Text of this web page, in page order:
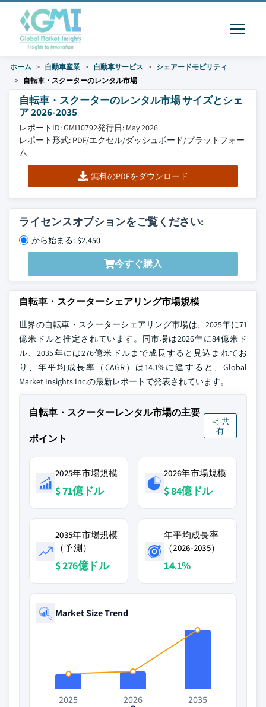
ホーム 自動車産業 自動車サービス
シェアードモビリティ
自転車・スクーターのレンタル市場
自転車・スクーターのレンタル市場 サイズとシェ
ア 2026-2035
レポートID: GMI10792発行日: May 2026
レポート形式: PDF/エクセル/ダッシュボード/プラットフォー
ム
無料のPDFをダウンロード
ライセンスオプションをご覧ください:
から始まる: $2,450
今すぐ購入
自転車・スクーターシェアリング市場規模
世界の自転車・スクーターシェアリング市場は、2025年に71
億米ドルと推定されています。同市場は2026年に84億米ド
ル、2035年には276億米ドルまで成長すると見込まれてお
り、年平均成長率（CAGR）は14.1%に達すると、Global
Market Insights Inc.の最新レポートで発表されています。
自転車・スクーターレンタル市場の主要
ポイント
共
有
2025年市場規模
$ 71億ドル
2026年市場規模
$ 84億ドル
2035年市場規模
（予測）
$ 276億ドル
年平均成長率
（2026-2035）
14.1%
Market Size Trend
2025
2026
2035